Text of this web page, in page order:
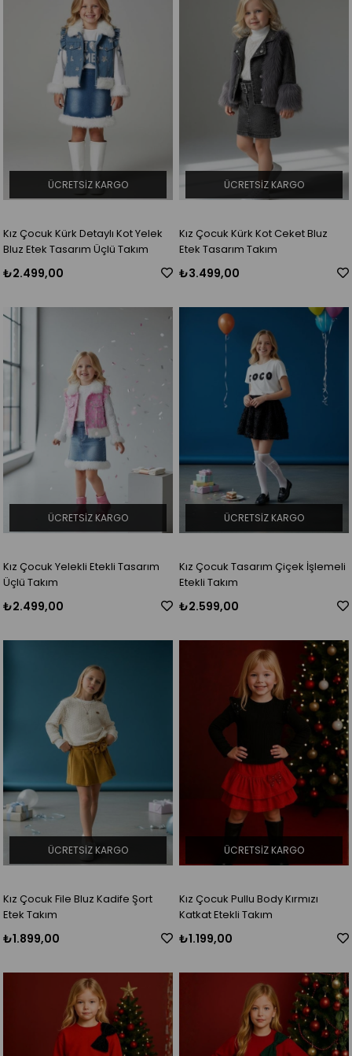
Kız Çocuk Kürk Detaylı Kot Yelek
Bluz Etek Tasarım Üçlü Takım
₺2.499,00
ÜCRETSIZ KARGO
Kız Çocuk Kürk Kot Ceket Bluz
Etek Tasarım Takım
₺3.499,00
ÜCRETSIZ KARGO
Kız Çocuk Yelekli Etekli Tasarım
Üçlü Takım
₺2.499,00
ÜCRETSIZ KARGO
Kız Çocuk Tasarım Çiçek İşlemeli
Etekli Takım
₺2.599,00
ÜCRETSIZ KARGO
Kız Çocuk File Bluz Kadife Şort
Etek Takım
₺1.899,00
ÜCRETSIZ KARGO
Kız Çocuk Pullu Body Kırmızı
Katkat Etekli Takım
₺1.199,00
ÜCRETSIZ KARGO